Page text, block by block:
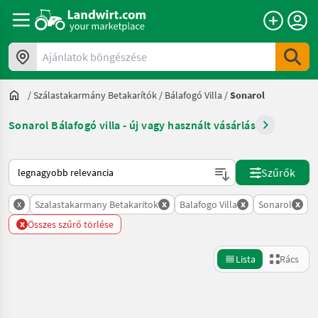
Ajánlatok böngészése
/Szálastakarmány Betakarítók / Bálafogó Villa /Sonarol
Sonarol Bálafogó villa - új vagy használt vásárlás
Így van sorba rendezve a Landwirt.com-on
Szűrők
x Szalastakarmany Betakaritok x Balafogo Villa x Sonarol x
x Összes szűrő törlése
Lista Rács